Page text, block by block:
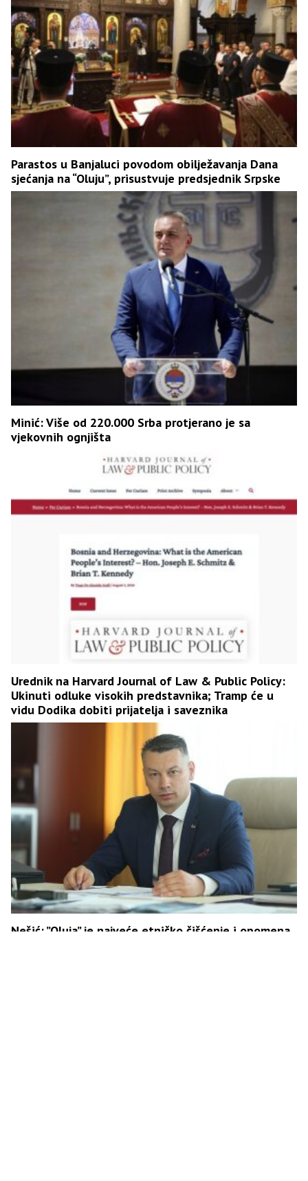
Parastos u Banjaluci povodom obilježavanja Dana
sjećanja na “Oluju”, prisustvuje predsjednik Srpske
Minić: Više od 220.000 Srba protjerano je sa
vjekovnih ognjišta
Urednik na Harvard Journal of Law & Public Policy:
Ukinuti odluke visokih predstavnika; Tramp će u
vidu Dodika dobiti prijatelja i saveznika
Nešić: ”Oluja” je najveće etničko čišćenje i opomena